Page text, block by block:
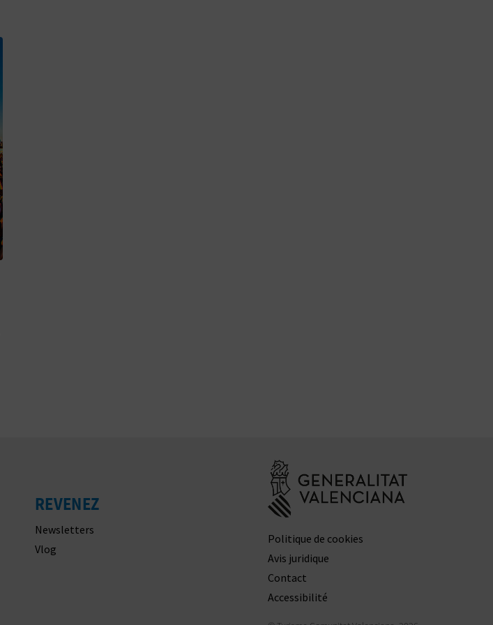
REVENEZ
Newsletters
Vlog
Politique de cookies
Avis juridique
Contact
Accessibilité